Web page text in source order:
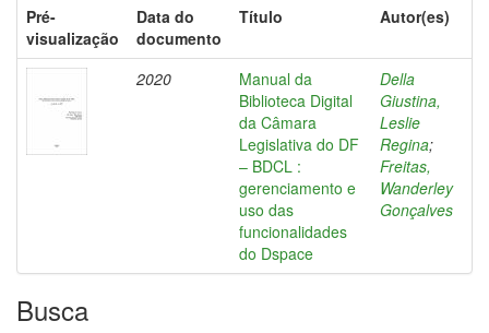
Pré-
visualização
Data do
documento
Título Autor(es)
2020
Manual da
Biblioteca Digital
da Câmara
Legislativa do DF
– BDCL :
gerenciamento e
uso das
funcionalidades
do Dspace
Della
Giustina,
Leslie
Regina;
Freitas,
Wanderley
Gonçalves
Busca